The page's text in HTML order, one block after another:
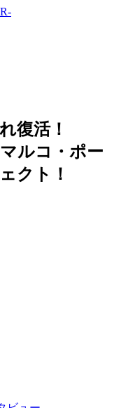
復活！
ルコ・ポー
クト！